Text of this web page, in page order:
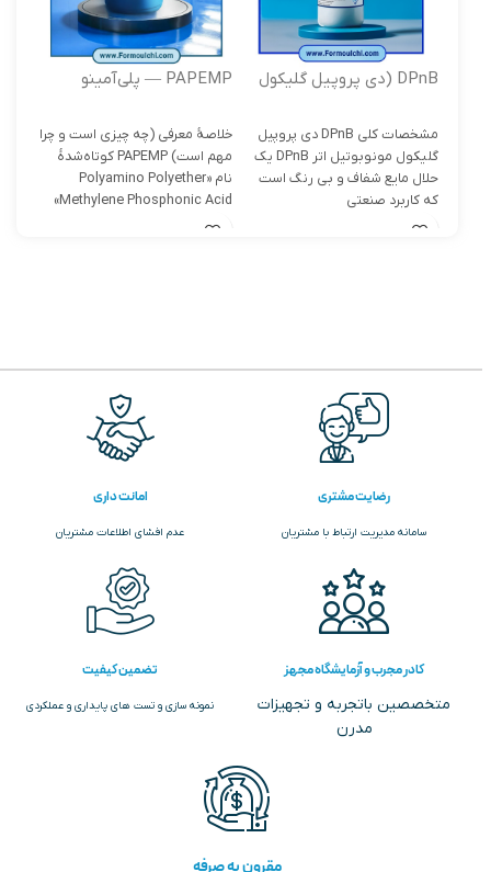
DPnB (دی پروپیل گلیکول
مشخصات کلی DPnB دی پروپیل
گلیکول مونوبوتیل اتر DPnB یک
حلال مایع شفاف و بی رنگ است
که کاربرد صنعتی
PAPEMP — پلی‌آمینو
خلاصۀ معرفی (چه چیزی است و چرا
مهم است) PAPEMP کوتاه‌شدهٔ
نام «Polyamino Polyether
Methylene Phosphonic Acid»
است — یک
رضایت مشتری
سامانه مدیریت ارتباط با مشتریان
امانت داری
عدم افشای اطلاعات مشتریان
کادر مجرب و آزمایشگاه مجهز
متخصصین باتجربه و تجهیزات
مدرن
تضمین کیفیت
نمونه سازی و تست های پایداری و عملکردی
مقرون به صرفه